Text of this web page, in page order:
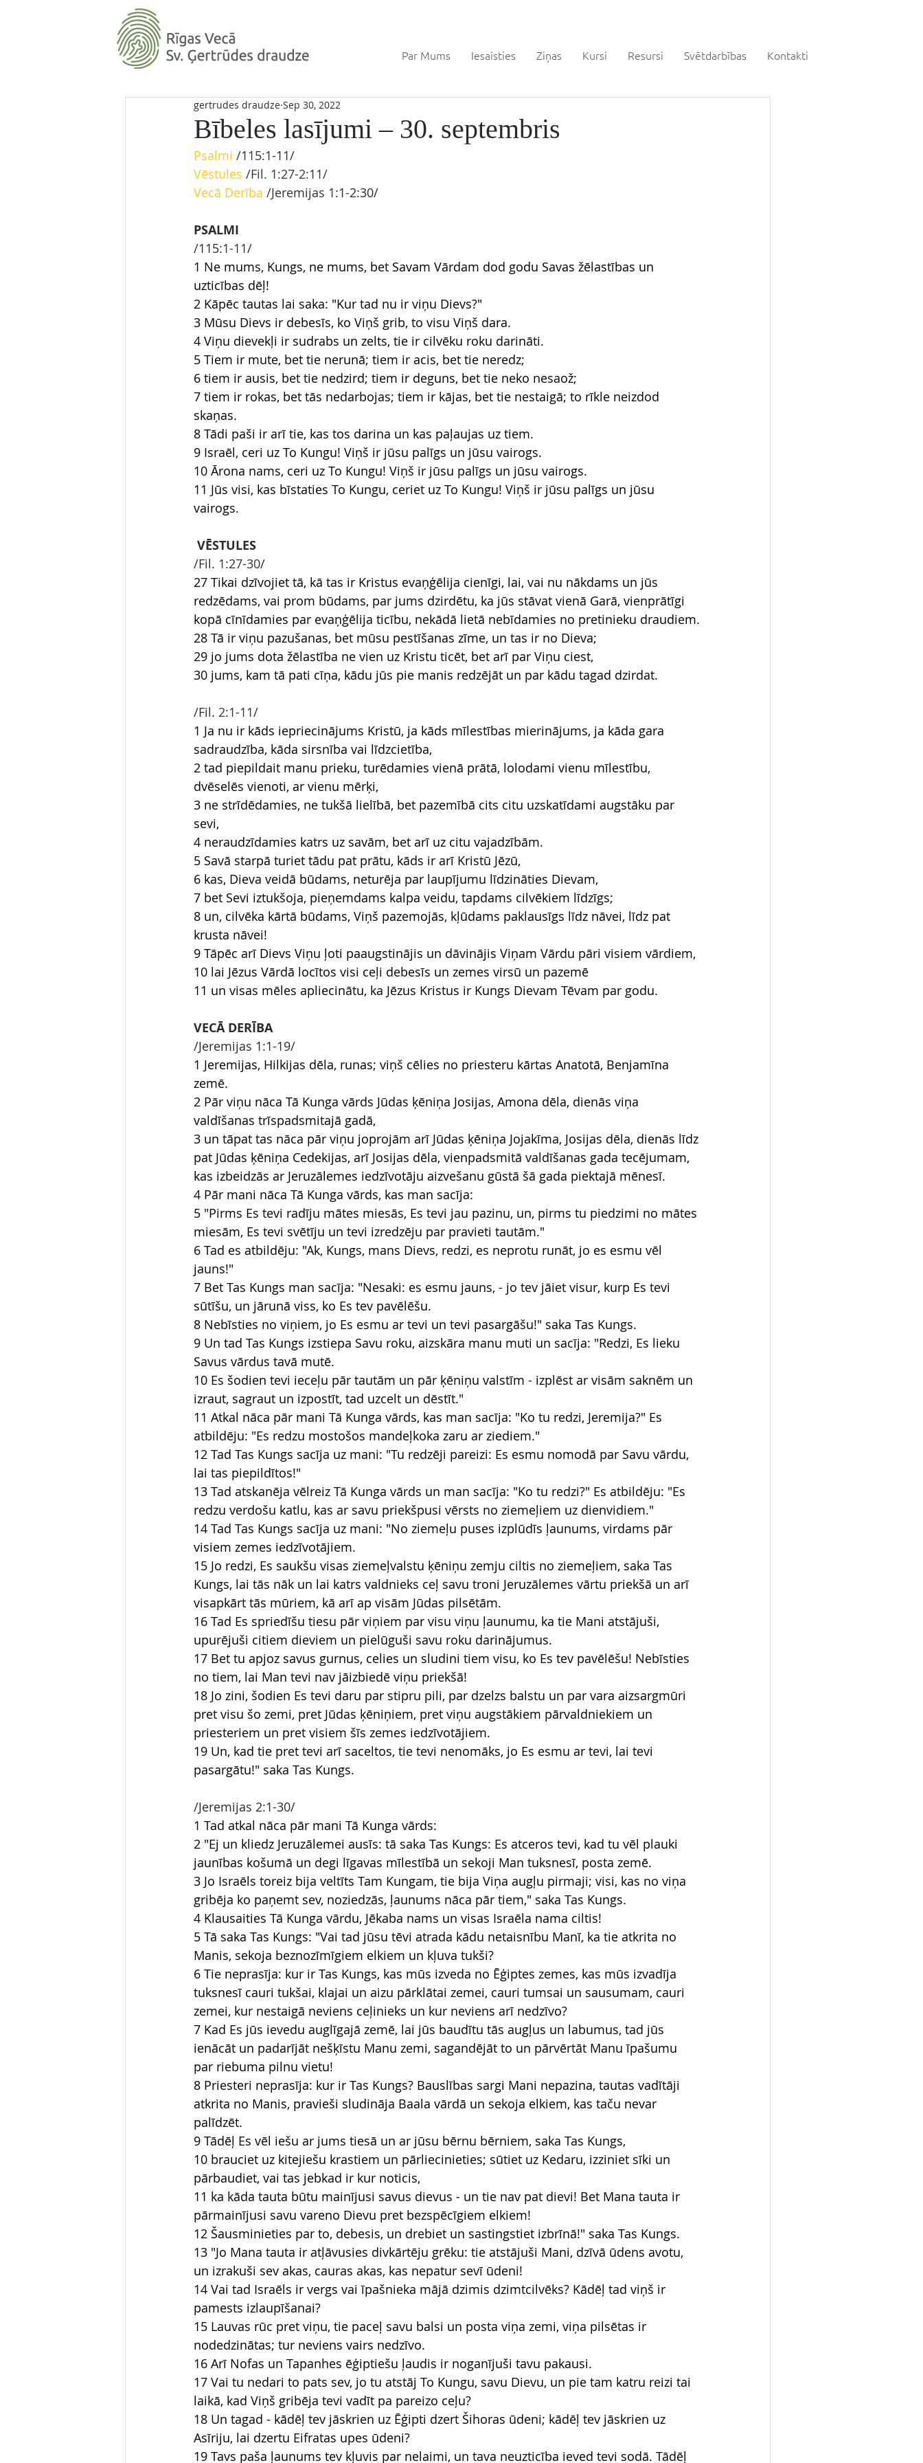
Par Mums Iesaisties Ziņas Kursi Resursi Svētdarbības Kontakti
Bībeles lasījumi – 30. septembris
gertrudes draudze Sep 30, 2022
Psalmi /115:1-11/
Vēstules /Fil. 1:27-2:11/
Vecā Derība /Jeremijas 1:1-2:30/
PSALMI
/115:1-11/
1 Ne mums, Kungs, ne mums, bet Savam Vārdam dod godu Savas žēlastības un
uzticības dēļ!
2 Kāpēc tautas lai saka: "Kur tad nu ir viņu Dievs?"
3 Mūsu Dievs ir debesīs, ko Viņš grib, to visu Viņš dara.
4 Viņu dievekļi ir sudrabs un zelts, tie ir cilvēku roku darināti.
5 Tiem ir mute, bet tie nerunā; tiem ir acis, bet tie neredz;
6 tiem ir ausis, bet tie nedzird; tiem ir deguns, bet tie neko nesaož;
7 tiem ir rokas, bet tās nedarbojas; tiem ir kājas, bet tie nestaigā; to rīkle neizdod
skaņas.
8 Tādi paši ir arī tie, kas tos darina un kas paļaujas uz tiem.
9 Israēl, ceri uz To Kungu! Viņš ir jūsu palīgs un jūsu vairogs.
10 Ārona nams, ceri uz To Kungu! Viņš ir jūsu palīgs un jūsu vairogs.
11 Jūs visi, kas bīstaties To Kungu, ceriet uz To Kungu! Viņš ir jūsu palīgs un jūsu
vairogs.
VĒSTULES
/Fil. 1:27-30/
27 Tikai dzīvojiet tā, kā tas ir Kristus evaņģēlija cienīgi, lai, vai nu nākdams un jūs
redzēdams, vai prom būdams, par jums dzirdētu, ka jūs stāvat vienā Garā, vienprātīgi
kopā cīnīdamies par evaņģēlija ticību, nekādā lietā nebīdamies no pretinieku draudiem.
28 Tā ir viņu pazušanas, bet mūsu pestīšanas zīme, un tas ir no Dieva;
29 jo jums dota žēlastība ne vien uz Kristu ticēt, bet arī par Viņu ciest,
30 jums, kam tā pati cīņa, kādu jūs pie manis redzējāt un par kādu tagad dzirdat.
/Fil. 2:1-11/
1 Ja nu ir kāds iepriecinājums Kristū, ja kāds mīlestības mierinājums, ja kāda gara
sadraudzība, kāda sirsnība vai līdzcietība,
2 tad piepildait manu prieku, turēdamies vienā prātā, lolodami vienu mīlestību,
dvēselēs vienoti, ar vienu mērķi,
3 ne strīdēdamies, ne tukšā lielībā, bet pazemībā cits citu uzskatīdami augstāku par
sevi,
4 neraudzīdamies katrs uz savām, bet arī uz citu vajadzībām.
5 Savā starpā turiet tādu pat prātu, kāds ir arī Kristū Jēzū,
6 kas, Dieva veidā būdams, neturēja par laupījumu līdzināties Dievam,
7 bet Sevi iztukšoja, pieņemdams kalpa veidu, tapdams cilvēkiem līdzīgs;
8 un, cilvēka kārtā būdams, Viņš pazemojās, kļūdams paklausīgs līdz nāvei, līdz pat
krusta nāvei!
9 Tāpēc arī Dievs Viņu ļoti paaugstinājis un dāvinājis Viņam Vārdu pāri visiem vārdiem,
10 lai Jēzus Vārdā locītos visi ceļi debesīs un zemes virsū un pazemē
11 un visas mēles apliecinātu, ka Jēzus Kristus ir Kungs Dievam Tēvam par godu.
VECĀ DERĪBA
/Jeremijas 1:1-19/
1 Jeremijas, Hilkijas dēla, runas; viņš cēlies no priesteru kārtas Anatotā, Benjamīna
zemē.
2 Pār viņu nāca Tā Kunga vārds Jūdas ķēniņa Josijas, Amona dēla, dienās viņa
valdīšanas trīspadsmitajā gadā,
3 un tāpat tas nāca pār viņu joprojām arī Jūdas ķēniņa Jojakīma, Josijas dēla, dienās līdz
pat Jūdas ķēniņa Cedekijas, arī Josijas dēla, vienpadsmitā valdīšanas gada tecējumam,
kas izbeidzās ar Jeruzālemes iedzīvotāju aizvešanu gūstā šā gada piektajā mēnesī.
4 Pār mani nāca Tā Kunga vārds, kas man sacīja:
5 "Pirms Es tevi radīju mātes miesās, Es tevi jau pazinu, un, pirms tu piedzimi no mātes
miesām, Es tevi svētīju un tevi izredzēju par pravieti tautām."
6 Tad es atbildēju: "Ak, Kungs, mans Dievs, redzi, es neprotu runāt, jo es esmu vēl
jauns!"
7 Bet Tas Kungs man sacīja: "Nesaki: es esmu jauns, - jo tev jāiet visur, kurp Es tevi
sūtīšu, un jārunā viss, ko Es tev pavēlēšu.
8 Nebīsties no viņiem, jo Es esmu ar tevi un tevi pasargāšu!" saka Tas Kungs.
9 Un tad Tas Kungs izstiepa Savu roku, aizskāra manu muti un sacīja: "Redzi, Es lieku
Savus vārdus tavā mutē.
10 Es šodien tevi ieceļu pār tautām un pār ķēniņu valstīm - izplēst ar visām saknēm un
izraut, sagraut un izpostīt, tad uzcelt un dēstīt."
11 Atkal nāca pār mani Tā Kunga vārds, kas man sacīja: "Ko tu redzi, Jeremija?" Es
atbildēju: "Es redzu mostošos mandeļkoka zaru ar ziediem."
12 Tad Tas Kungs sacīja uz mani: "Tu redzēji pareizi: Es esmu nomodā par Savu vārdu,
lai tas piepildītos!"
13 Tad atskanēja vēlreiz Tā Kunga vārds un man sacīja: "Ko tu redzi?" Es atbildēju: "Es
redzu verdošu katlu, kas ar savu priekšpusi vērsts no ziemeļiem uz dienvidiem."
14 Tad Tas Kungs sacīja uz mani: "No ziemeļu puses izplūdīs ļaunums, virdams pār
visiem zemes iedzīvotājiem.
15 Jo redzi, Es saukšu visas ziemeļvalstu ķēniņu zemju ciltis no ziemeļiem, saka Tas
Kungs, lai tās nāk un lai katrs valdnieks ceļ savu troni Jeruzālemes vārtu priekšā un arī
visapkārt tās mūriem, kā arī ap visām Jūdas pilsētām.
16 Tad Es spriedīšu tiesu pār viņiem par visu viņu ļaunumu, ka tie Mani atstājuši,
upurējuši citiem dieviem un pielūguši savu roku darinājumus.
17 Bet tu apjoz savus gurnus, celies un sludini tiem visu, ko Es tev pavēlēšu! Nebīsties
no tiem, lai Man tevi nav jāizbiedē viņu priekšā!
18 Jo zini, šodien Es tevi daru par stipru pili, par dzelzs balstu un par vara aizsargmūri
pret visu šo zemi, pret Jūdas ķēniņiem, pret viņu augstākiem pārvaldniekiem un
priesteriem un pret visiem šīs zemes iedzīvotājiem.
19 Un, kad tie pret tevi arī saceltos, tie tevi nenomāks, jo Es esmu ar tevi, lai tevi
pasargātu!" saka Tas Kungs.
/Jeremijas 2:1-30/
1 Tad atkal nāca pār mani Tā Kunga vārds:
2 "Ej un kliedz Jeruzālemei ausīs: tā saka Tas Kungs: Es atceros tevi, kad tu vēl plauki
jaunības košumā un degi līgavas mīlestībā un sekoji Man tuksnesī, posta zemē.
3 Jo Israēls toreiz bija veltīts Tam Kungam, tie bija Viņa augļu pirmaji; visi, kas no viņa
gribēja ko paņemt sev, noziedzās, ļaunums nāca pār tiem," saka Tas Kungs.
4 Klausaities Tā Kunga vārdu, Jēkaba nams un visas Israēla nama ciltis!
5 Tā saka Tas Kungs: "Vai tad jūsu tēvi atrada kādu netaisnību Manī, ka tie atkrita no
Manis, sekoja beznozīmīgiem elkiem un kļuva tukši?
6 Tie neprasīja: kur ir Tas Kungs, kas mūs izveda no Ēģiptes zemes, kas mūs izvadīja
tuksnesī cauri tukšai, klajai un aizu pārklātai zemei, cauri tumsai un sausumam, cauri
zemei, kur nestaigā neviens ceļinieks un kur neviens arī nedzīvo?
7 Kad Es jūs ievedu auglīgajā zemē, lai jūs baudītu tās augļus un labumus, tad jūs
ienācāt un padarījāt nešķīstu Manu zemi, sagandējāt to un pārvērtāt Manu īpašumu
par riebuma pilnu vietu!
8 Priesteri neprasīja: kur ir Tas Kungs? Bauslības sargi Mani nepazina, tautas vadītāji
atkrita no Manis, pravieši sludināja Baala vārdā un sekoja elkiem, kas taču nevar
palīdzēt.
9 Tādēļ Es vēl iešu ar jums tiesā un ar jūsu bērnu bērniem, saka Tas Kungs,
10 brauciet uz kitejiešu krastiem un pārliecinieties; sūtiet uz Kedaru, izziniet sīki un
pārbaudiet, vai tas jebkad ir kur noticis,
11 ka kāda tauta būtu mainījusi savus dievus - un tie nav pat dievi! Bet Mana tauta ir
pārmainījusi savu vareno Dievu pret bezspēcīgiem elkiem!
12 Šausminieties par to, debesis, un drebiet un sastingstiet izbrīnā!" saka Tas Kungs.
13 "Jo Mana tauta ir atļāvusies divkārtēju grēku: tie atstājuši Mani, dzīvā ūdens avotu,
un izrakuši sev akas, cauras akas, kas nepatur sevī ūdeni!
14 Vai tad Israēls ir vergs vai īpašnieka mājā dzimis dzimtcilvēks? Kādēļ tad viņš ir
pamests izlaupīšanai?
15 Lauvas rūc pret viņu, tie paceļ savu balsi un posta viņa zemi, viņa pilsētas ir
nodedzinātas; tur neviens vairs nedzīvo.
16 Arī Nofas un Tapanhes ēģiptiešu ļaudis ir noganījuši tavu pakausi.
17 Vai tu nedari to pats sev, jo tu atstāj To Kungu, savu Dievu, un pie tam katru reizi tai
laikā, kad Viņš gribēja tevi vadīt pa pareizo ceļu?
18 Un tagad - kādēļ tev jāskrien uz Ēģipti dzert Šihoras ūdeni; kādēļ tev jāskrien uz
Asīriju, lai dzertu Eifratas upes ūdeni?
19 Tavs paša ļaunums tev kļuvis par nelaimi, un tava neuzticība ieved tevi sodā. Tādēļ